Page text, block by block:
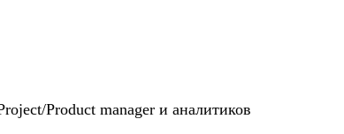
Product manager и аналитиков